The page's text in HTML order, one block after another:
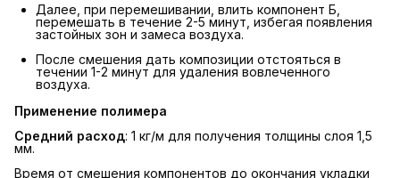
Далее, при перемешивании, влить компонент Б,
перемешать в течение 2-5 минут, избегая появления
застойных зон и замеса воздуха.
После смешения дать композиции отстояться в
течении 1-2 минут для удаления вовлеченного
воздуха.
Применение полимера
Средний расход: 1 кг/м для получения толщины слоя 1,5
мм.
Время от смешения компонентов до окончания укладки